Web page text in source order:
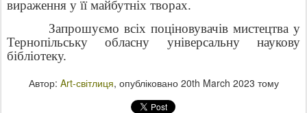
вираження у її майбутніх творах.
Запрошуємо всіх поціновувачів мистецтва у
Тернопільську обласну універсальну наукову
бібліотеку.
Автор: Art-світлиця, опубліковано 20th March 2023 тому